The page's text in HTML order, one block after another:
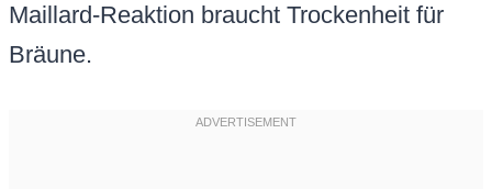
Maillard-Reaktion braucht Trockenheit für
Bräune.